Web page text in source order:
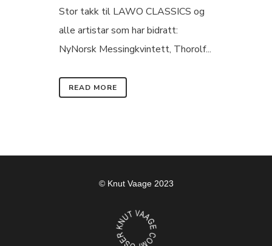
Stor takk til LAWO CLASSICS og
alle artistar som har bidratt:
NyNorsk Messingkvintett, Thorolf...
READ MORE
© Knut Vaage 2023